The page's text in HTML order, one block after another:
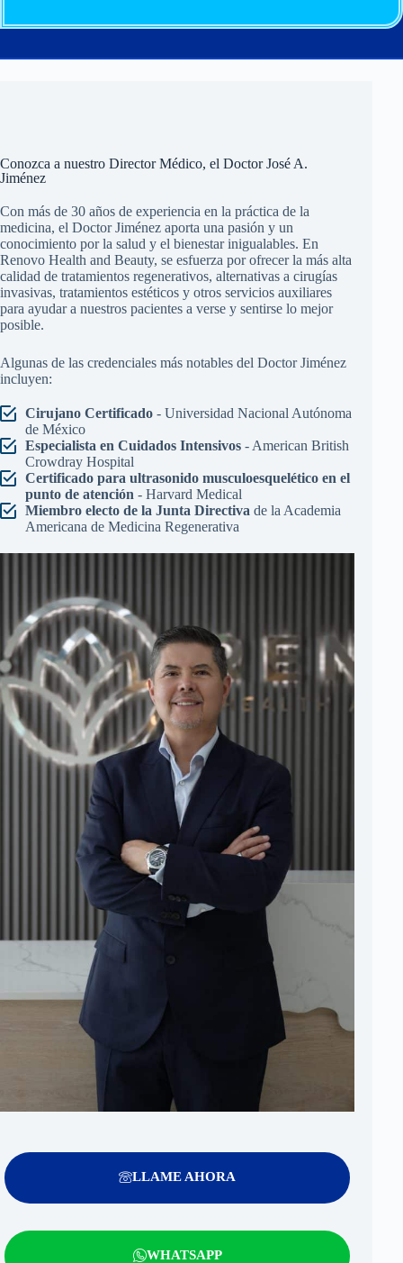
Conozca a nuestro Director Médico, el Doctor José A.
Jiménez
Con más de 30 años de experiencia en la práctica de la
medicina, el Doctor Jiménez aporta una pasión y un
conocimiento por la salud y el bienestar inigualables. En
Renovo Health and Beauty, se esfuerza por ofrecer la más alta
calidad de tratamientos regenerativos, alternativas a cirugías
invasivas, tratamientos estéticos y otros servicios auxiliares
para ayudar a nuestros pacientes a verse y sentirse lo mejor
posible.
Algunas de las credenciales más notables del Doctor Jiménez
incluyen:
Cirujano Certificado- Universidad Nacional Autónoma
de México
Especialista en Cuidados Intensivos- American British
Crowdray Hospital
Certificado para ultrasonido musculoesquelético en el
punto de atención - Harvard Medical
Miembro electo de la Junta Directiva de la Academia
Americana de Medicina Regenerativa
LLAME AHORA
WHATSAPP